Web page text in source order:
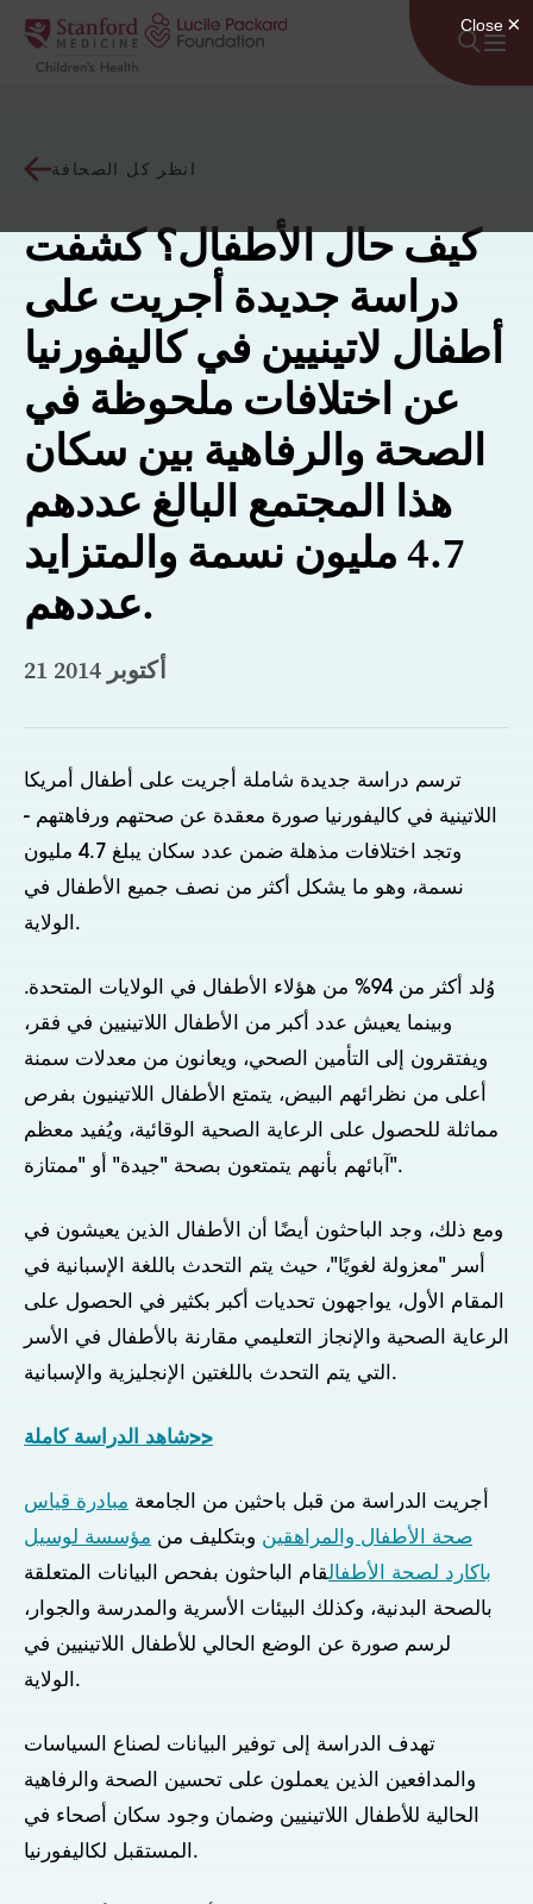
انتقل إلى المحتوى
انظر كل الصحافة
كيف حال الأطفال؟ كشفت
دراسة جديدة أجريت على
أطفال لاتينيين في كاليفورنيا
عن اختلافات ملحوظة في
الصحة والرفاهية بين سكان
هذا المجتمع البالغ عددهم
4.7 مليون نسمة والمتزايد
عددهم.
21 أكتوبر 2014
ترسم دراسة جديدة شاملة أجريت على أطفال أمريكا
اللاتينية في كاليفورنيا صورة معقدة عن صحتهم ورفاهتهم -
وتجد اختلافات مذهلة ضمن عدد سكان يبلغ 4.7 مليون
نسمة، وهو ما يشكل أكثر من نصف جميع الأطفال في
الولاية.
وُلد أكثر من 94% من هؤلاء الأطفال في الولايات المتحدة.
وبينما يعيش عدد أكبر من الأطفال اللاتينيين في فقر،
ويفتقرون إلى التأمين الصحي، ويعانون من معدلات سمنة
أعلى من نظرائهم البيض، يتمتع الأطفال اللاتينيون بفرص
مماثلة للحصول على الرعاية الصحية الوقائية، ويُفيد معظم
آبائهم بأنهم يتمتعون بصحة "جيدة" أو "ممتازة".
ومع ذلك، وجد الباحثون أيضًا أن الأطفال الذين يعيشون في
أسر "معزولة لغويًا"، حيث يتم التحدث باللغة الإسبانية في
المقام الأول، يواجهون تحديات أكبر بكثير في الحصول على
الرعاية الصحية والإنجاز التعليمي مقارنة بالأطفال في الأسر
التي يتم التحدث باللغتين الإنجليزية والإسبانية.
شاهد الدراسة كاملة>>
أجريت الدراسة من قبل باحثين من الجامعة مبادرة قياس
صحة الأطفال والمراهقين وبتكليف من مؤسسة لوسيل
باكارد لصحة الأطفالقام الباحثون بفحص البيانات المتعلقة
بالصحة البدنية، وكذلك البيئات الأسرية والمدرسة والجوار،
لرسم صورة عن الوضع الحالي للأطفال اللاتينيين في
الولاية.
تهدف الدراسة إلى توفير البيانات لصناع السياسات
والمدافعين الذين يعملون على تحسين الصحة والرفاهية
الحالية للأطفال اللاتينيين وضمان وجود سكان أصحاء في
المستقبل لكاليفورنيا.